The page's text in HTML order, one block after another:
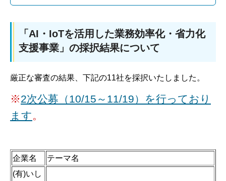
「AI・IoTを活用した業務効率化・省力化
支援事業」の採択結果について
厳正な審査の結果、下記の11社を採択いたしました。
※2次公募（10/15～11/19）を行っており
ます。
企業名
テーマ名
(有)いし